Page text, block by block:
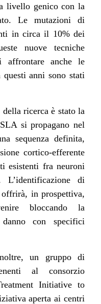
livello genico con la
Le mutazioni di
in circa il 10% dei
nuove tecniche
affrontare anche le
anni sono stati
ricerca è stato la
si propagano nel
sequenza definita,
cortico-efferente
esistenti fra neuroni
di
in prospettiva,
bloccando la
danno con specifici
un gruppo di
al consorzio
Initiative to
aperta ai centri